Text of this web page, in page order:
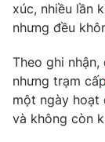
Góc doanh
Truyền hình
Hậu trường
Nhân vật
Giải trí
Điện ảnh
Âm nhạc
Đời sống
xúc, nhiều lần
nhưng đều
Theo ghi
nhưng trạm cấp
một ngày hoạt
và không còn